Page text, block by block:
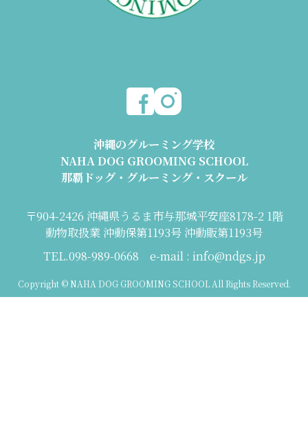
沖縄のグルーミング学校
NAHA DOG GROOMING SCHOOL
那覇ドッグ・グルーミング・スクール
〒904-2426 沖縄県うるま市与那城平安座8178-2 1階
動物取扱業 沖動保第1193号 沖動販第1193号
TEL.098-989-0668 e-mail : info@ndgs.jp
Copyright © NAHA DOG GROOMING SCHOOL All Rights Reserved.